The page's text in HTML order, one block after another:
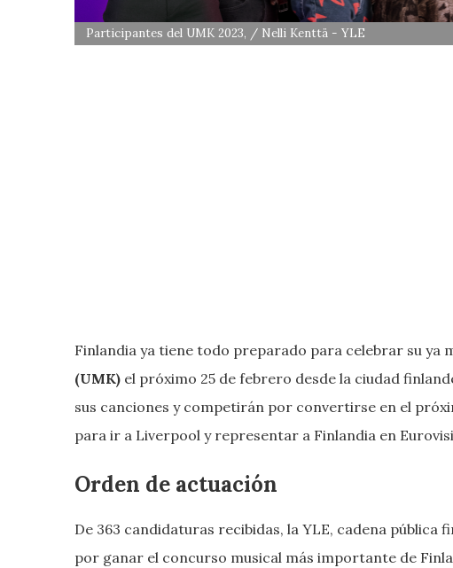
Participantes del UMK 2023, / Nelli Kenttä - YLE
Finlandia ya tiene todo preparado para celebrar su ya
(UMK) el próximo 25 de febrero desde la ciudad
sus canciones y competirán por convertirse en el
para ir a Liverpool y representar a Finlandia en
Orden de actuación
De 363 candidaturas recibidas, la YLE, cadena pública
por ganar el concurso musical más importante de